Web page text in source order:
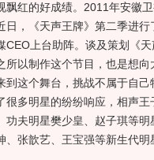
飘红的好成绩。2011年安徽
日，《天声王牌》第二季进
CEO上台助阵。谈及策划《
所以制作这个节目，也是想
到这个舞台，挑战不属于自
很多明星的纷纷响应，相声
功夫明星樊少皇、赵子琪等明
、张歆艺、王宝强等新生代明